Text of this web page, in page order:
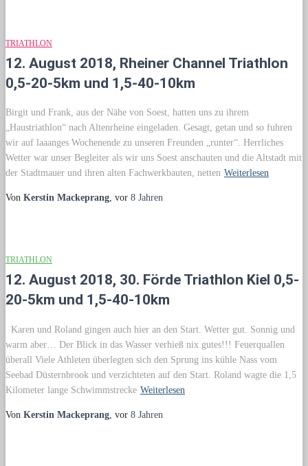
TRIATHLON
12. August 2018, Rheiner Channel Triathlon
0,5-20-5km und 1,5-40-10km
Birgit und Frank, aus der Nähe von Soest, hatten uns zu ihrem
„Haustriathlon“ nach Altenrheine eingeladen. Gesagt, getan und so fuhren
wir auf laaanges Wochenende zu unseren Freunden „runter“. Herrliches
Wetter war unser Begleiter als wir uns Soest anschauten und die Altstadt mit
der Stadtmauer und ihren alten Fachwerkbauten, netten Weiterlesen
Von Kerstin Mackeprang, vor 8 Jahren
TRIATHLON
12. August 2018, 30. Förde Triathlon Kiel 0,5-
20-5km und 1,5-40-10km
Karen und Roland gingen auch hier an den Start. Wetter gut. Sonnig und
warm aber… Der Blick in das Wasser verhieß nix gutes!!! Feuerquallen
überall Viele Athleten überlegten sich den Sprung ins kühle Nass vom
Seebad Düsternbrook und verzichteten auf den Start. Roland wagte die 1,5
Kilometer lange Schwimmstrecke Weiterlesen
Von Kerstin Mackeprang , vor 8 Jahren